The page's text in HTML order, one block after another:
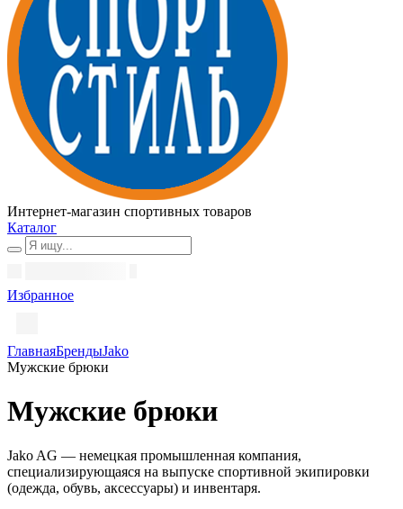
Интернет-магазин спортивных товаров
Каталог
Избранное
ГлавнаяБрендыJako
Мужские брюки
Мужские брюки
Jako AG — немецкая промышленная компания,
специализирующаяся на выпуске спортивной экипировки
(одежда, обувь, аксессуары) и инвентаря.